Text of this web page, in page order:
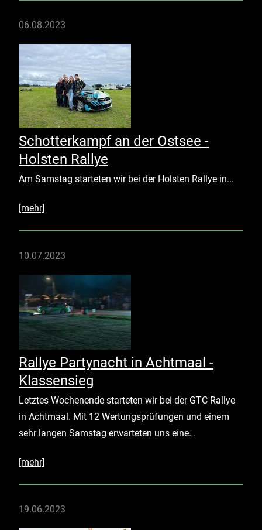
06.08.2023
Schotterkampf an der Ostsee -
Holsten Rallye
Am Samstag starteten wir bei der Holsten Rallye in...
[mehr]
10.07.2023
Rallye Partynacht in Achtmaal -
Klassensieg
Letztes Wochenende starteten wir bei der GTC Rallye
in Achtmaal. Mit 12 Wertungsprüfungen und einem
sehr langen Samstag erwarteten uns eine…
[mehr]
19.06.2023